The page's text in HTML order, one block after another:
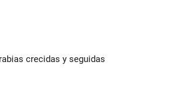
crecidas y seguidas